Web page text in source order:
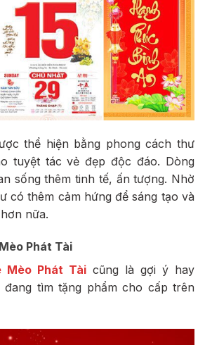
thể hiện bằng phong cách thư
tuyệt tác vẻ đẹp độc đáo. Dòng
sống thêm tinh tế, ấn tượng. Nhờ
có thêm cảm hứng để sáng tạo và
nữa.
Phát Tài
Mèo Phát Tài cũng là gợi ý hay
tìm tặng phẩm cho cấp trên